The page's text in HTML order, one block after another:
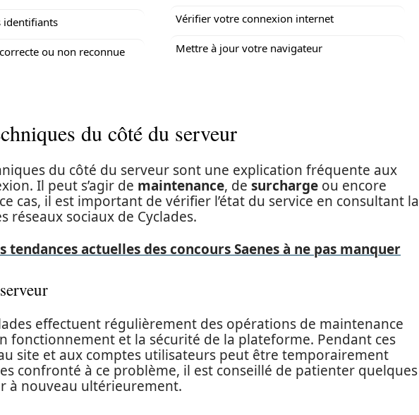
identifiants
ou non reconnue
Vérifier votre connexion internet
Mettre à jour votre navigateur
du côté du serveur
du côté du serveur sont une explication fréquente aux
Il peut s’agir de maintenance, de surcharge ou encore
cas, il est important de vérifier l’état du service en consultant la
réseaux sociaux de Cyclades.
tendances actuelles des concours Saenes à ne pas manquer
effectuent régulièrement des opérations de maintenance
fonctionnement et la sécurité de la plateforme. Pendant ces
site et aux comptes utilisateurs peut être temporairement
confronté à ce problème, il est conseillé de patienter quelques
à nouveau ultérieurement.